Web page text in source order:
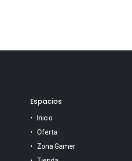
Espacios
Inicio
Oferta
Zona Gamer